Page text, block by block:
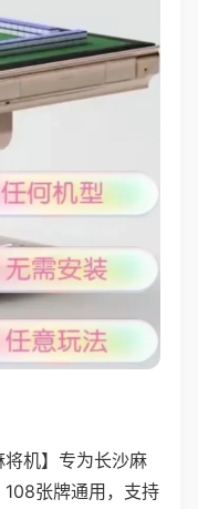
将机】专为长沙麻
张牌通用，支持